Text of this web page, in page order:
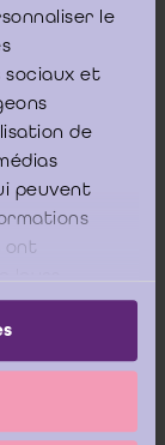
le
sociaux et
de
peuvent
ont
dient te
van de
gericht op
dient te
over de
de statutaire
hieraan geen
8 van de